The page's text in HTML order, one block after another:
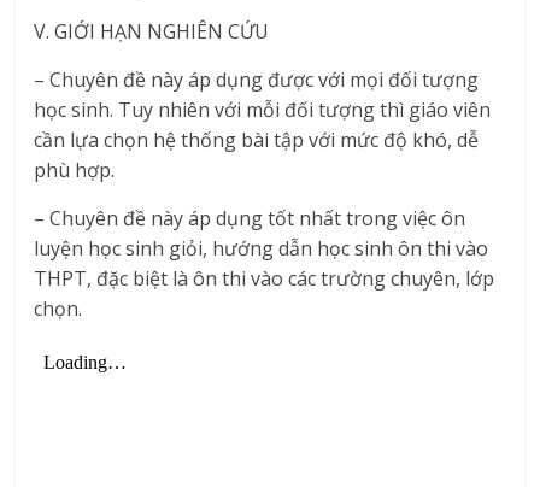
V. GIỚI HẠN NGHIÊN CỨU
– Chuyên đề này áp dụng được với mọi đối tượng
học sinh. Tuy nhiên với mỗi đối tượng thì giáo viên
cần lựa chọn hệ thống bài tập với mức độ khó, dễ
phù hợp.
– Chuyên đề này áp dụng tốt nhất trong việc ôn
luyện học sinh giỏi, hướng dẫn học sinh ôn thi vào
THPT, đặc biệt là ôn thi vào các trường chuyên, lớp
chọn.